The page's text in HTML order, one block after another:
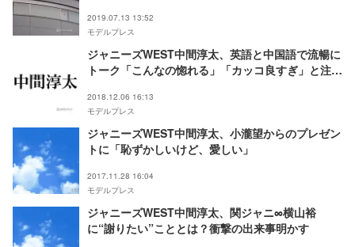
2019.07.13 13:52
モデルプレス
ジャニーズWEST中間淳太、英語と中国語で流暢に
トーク「こんなの惚れる」「カッコ良すぎ」と注目
2018.12.06 16:13
モデルプレス
ジャニーズWEST中間淳太、小瀧望からのプレゼン
トに「恥ずかしいけど、愛しい」
2017.11.28 16:04
モデルプレス
ジャニーズWEST中間淳太、関ジャニ∞横山裕
に“謝りたい”こととは？衝撃の出来事明かす